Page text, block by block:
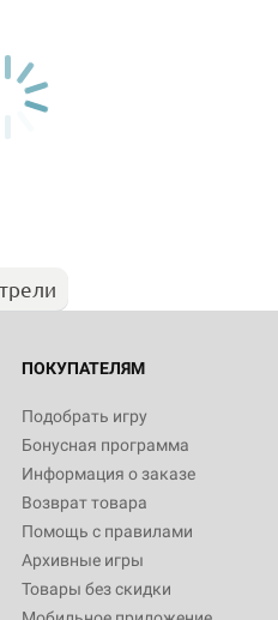
ПОКУПАТЕЛЯМ
Подобрать игру
Бонусная программа
Информация о заказе
Возврат товара
Помощь с правилами
Архивные игры
Товары без скидки